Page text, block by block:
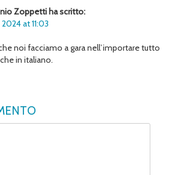
Zoppetti ha scritto:
at 11:03
noi facciamo a gara nell’importare tutto
in italiano.